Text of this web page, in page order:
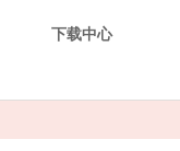
下载中心